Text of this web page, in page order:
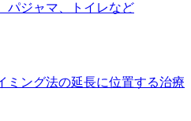
パジャマ、トイレなど
ミング法の延長に位置する治療